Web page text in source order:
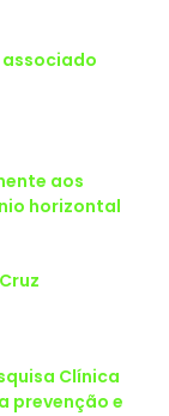
associado
aos
horizontal
Clínica
prevenção e